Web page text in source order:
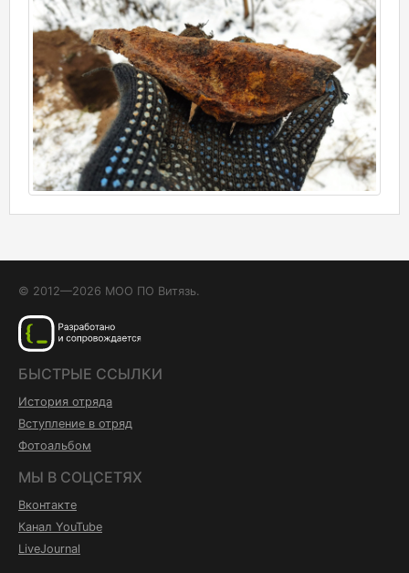
© 2012—2026 МОО ПО Витязь.
БЫСТРЫЕ ССЫЛКИ
История отряда
Вступление в отряд
Фотоальбом
МЫ В СОЦСЕТЯХ
Вконтакте
Канал YouTube
LiveJournal